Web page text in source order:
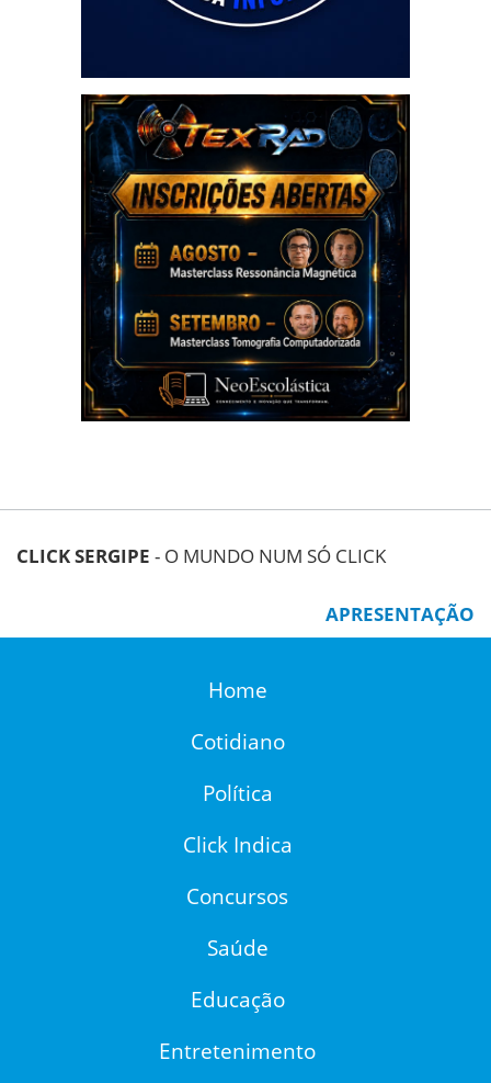
CLICK SERGIPE - O MUNDO NUM SÓ CLICK
APRESENTAÇÃO
Home
Cotidiano
Política
Click Indica
Concursos
Saúde
Educação
Entretenimento